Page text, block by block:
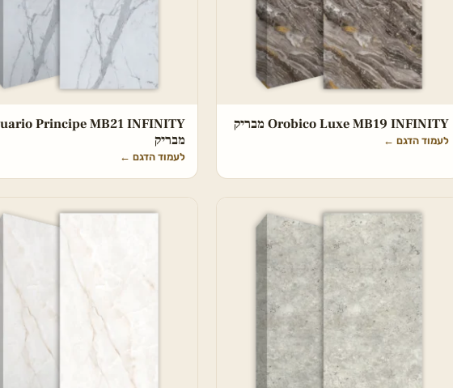
Orobico Luxe MB19 INFINITY מבריק
לעמוד הדגם ←
Principe MB21 INFINITY
מבריק
לעמוד הדגם ←